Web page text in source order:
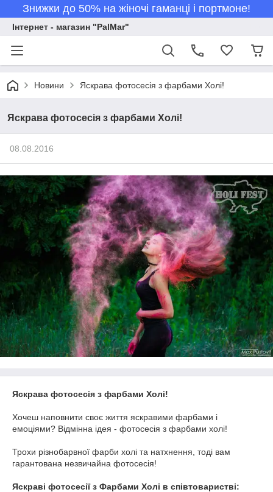
Знижки до 50% на жіночі гаманці і портмоне!
Інтернет - магазин "PalMar"
Новини Яскрава фотосесія з фарбами Холі!
Яскрава фотосесія з фарбами Холі!
08.08.2016
Яскрава фотосесія з фарбами Холі!
Хочеш наповнити своє життя яскравими фарбами і
емоціями? Відмінна ідея - фотосесія з фарбами холі!
Трохи різнобарвної фарби холі та натхнення, тоді вам
гарантована незвичайна фотосесія!
Яскраві фотосесії з Фарбами Холі в співтоваристві: